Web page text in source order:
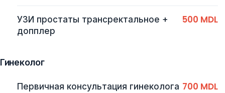
УЗИ простаты трансректальное +
допплер
500 MDL
Гинеколог
Первичная консультация гинеколога 700 MDL